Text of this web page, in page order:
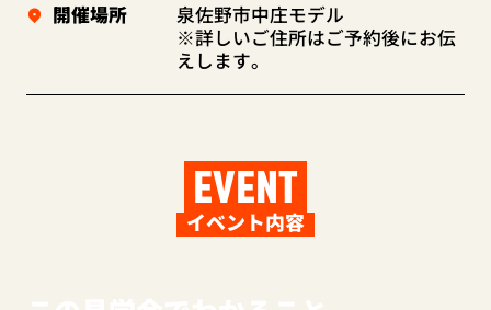
開催場所
泉佐野市中庄モデル
※詳しいご住所はご予約後にお伝
えします。
EVENT
イベント内容